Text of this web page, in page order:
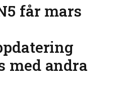
får mars
med andra